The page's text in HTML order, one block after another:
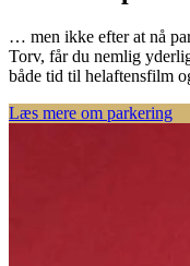
… men ikke efter at nå
Torv, får du nemlig
både tid til helaftensfilm
Læs mere om parkering